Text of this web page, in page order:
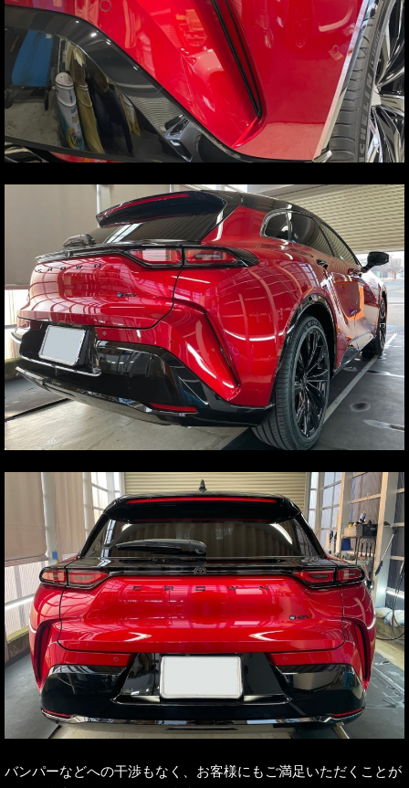
バンパーなどへの干渉もなく、お客様にもご満足いただくことが